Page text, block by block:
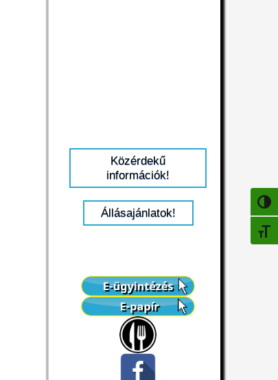
Közérdekű
információk!
Állásajánlatok!